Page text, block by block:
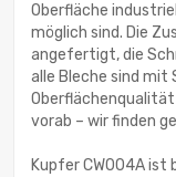
Oberfläche
möglich sind. Die
angefertigt, die
alle Bleche sind mit
vorab – wir finden
Kupfer CW004A ist